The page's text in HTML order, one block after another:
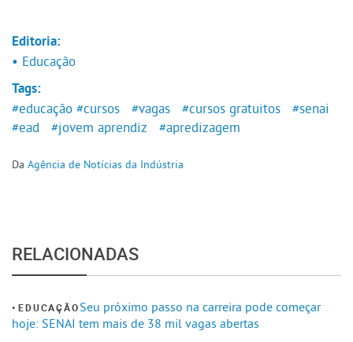
Editoria:
• Educação
Tags:
#educação #cursos #vagas #cursos gratuitos
#senai
#ead
#jovem aprendiz #apredizagem
Da Agência de Notícias da Indústria
RELACIONADAS
EDUCAÇÃOSeu próximo passo na carreira pode começar
hoje: SENAI tem mais de 38 mil vagas abertas